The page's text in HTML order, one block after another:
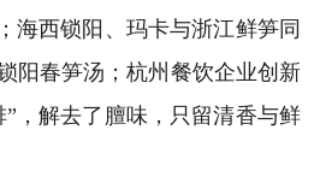
海西锁阳、玛卡与浙江鲜笋同
阳春笋汤；杭州餐饮企业创新
，解去了膻味，只留清香与鲜